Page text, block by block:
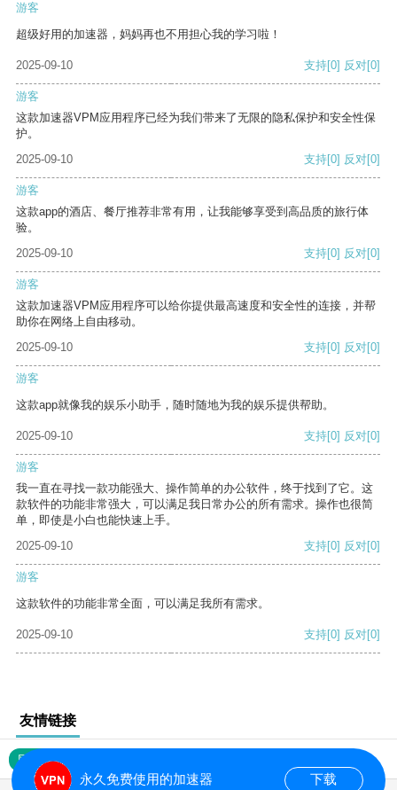
游客
超级好用的加速器，妈妈再也不用担心我的学习啦！
2025-09-10 支持[0] 反对[0]
游客
这款加速器VPM应用程序已经为我们带来了无限的隐私保护和安全性保
护。
2025-09-10
支持[0] 反对[0]
游客
这款app的酒店、餐厅推荐非常有用，让我能够享受到高品质的旅行体
验。
2025-09-10
支持[0] 反对[0]
游客
这款加速器VPM应用程序可以给你提供最高速度和安全性的连接，并帮
助你在网络上自由移动。
2025-09-10
支持[0] 反对[0]
游客
这款app就像我的娱乐小助手，随时随地为我的娱乐提供帮助。
2025-09-10 支持[0] 反对[0]
游客
我一直在寻找一款功能强大、操作简单的办公软件，终于找到了它。这
款软件的功能非常强大，可以满足我日常办公的所有需求。操作也很简
单，即使是小白也能快速上手。
2025-09-10
支持[0] 反对[0]
游客
这款软件的功能非常全面，可以满足我所有需求。
2025-09-10 支持[0] 反对[0]
友情链接
网站地图
永久免费使用的加速器 下载